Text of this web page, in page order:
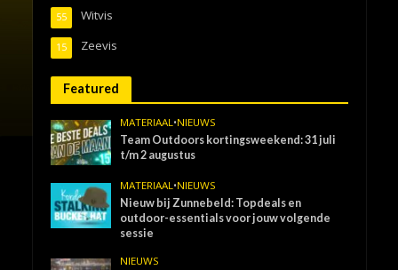
Witvis
55
Zeevis
15
Featured
MATERIAAL •NIEUWS
Team Outdoors kortingsweekend: 31 juli
t/m 2 augustus
MATERIAAL •NIEUWS
Nieuw bij Zunnebeld: Topdeals en
outdoor-essentials voor jouw volgende
sessie
NIEUWS